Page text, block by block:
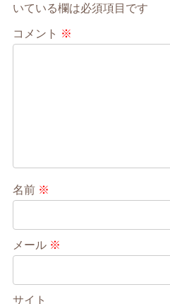
いている欄は必須項目です
コメント ※
名前 ※
メール ※
サイト